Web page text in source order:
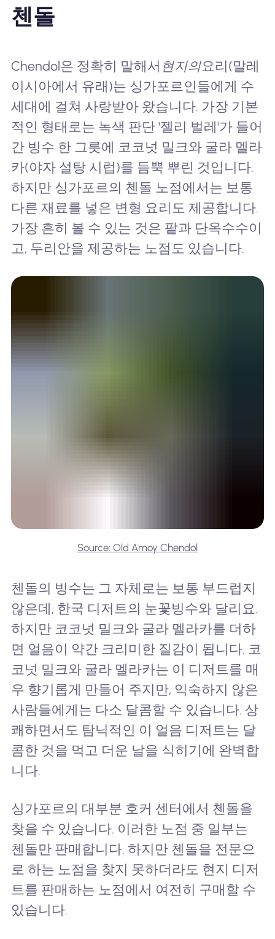
첸돌
Chendol은 정확히 말해서 현지의요리(말레
이시아에서 유래)는 싱가포르인들에게 수
세대에 걸쳐 사랑받아 왔습니다. 가장 기본
적인 형태로는 녹색 판단 '젤리 벌레'가 들어
간 빙수 한 그릇에 코코넛 밀크와 굴라 멜라
카(야자 설탕 시럽)를 듬뿍 뿌린 것입니다.
하지만 싱가포르의 첸돌 노점에서는 보통
다른 재료를 넣은 변형 요리도 제공합니다.
가장 흔히 볼 수 있는 것은 팥과 단옥수수이
고, 두리안을 제공하는 노점도 있습니다.
Source: Old Amoy Chendol
첸돌의 빙수는 그 자체로는 보통 부드럽지
않은데, 한국 디저트의 눈꽃빙수와 달리요.
하지만 코코넛 밀크와 굴라 멜라카를 더하
면 얼음이 약간 크리미한 질감이 됩니다. 코
코넛 밀크와 굴라 멜라카는 이 디저트를 매
우 향기롭게 만들어 주지만, 익숙하지 않은
사람들에게는 다소 달콤할 수 있습니다. 상
쾌하면서도 탐닉적인 이 얼음 디저트는 달
콤한 것을 먹고 더운 날을 식히기에 완벽합
니다.
싱가포르의 대부분 호커 센터에서 첸돌을
찾을 수 있습니다. 이러한 노점 중 일부는
첸돌만 판매합니다. 하지만 첸돌을 전문으
로 하는 노점을 찾지 못하더라도 현지 디저
트를 판매하는 노점에서 여전히 구매할 수
있습니다.